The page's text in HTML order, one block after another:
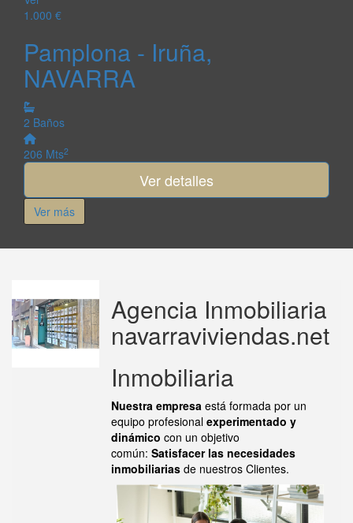
1.000 €
Pamplona - Iruña,
NAVARRA
2 Baños
206 Mts2
Ver detalles
Ver más
Agencia Inmobiliaria
navarraviviendas.net
Inmobiliaria
Nuestra empresa está formada por un
equipo profesional experimentado y
dinámico con un objetivo
común: Satisfacer las necesidades
inmobiliarias de nuestros Clientes.